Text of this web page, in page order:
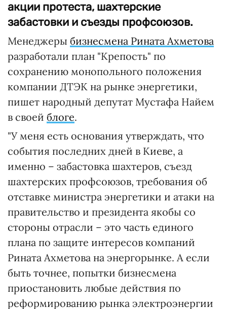
акции протеста, шахтерские
забастовки и съезды профсоюзов.
Менеджеры бизнесмена Рината Ахметова
разработали план "Крепость" по
сохранению монопольного положения
компании ДТЭК на рынке энергетики,
пишет народный депутат Мустафа Найем
в своей блоге.
"У меня есть основания утверждать, что
события последних дней в Киеве, а
именно – забастовка шахтеров, съезд
шахтерских профсоюзов, требования об
отставке министра энергетики и атаки на
правительство и президента якобы со
стороны отрасли – это часть единого
плана по защите интересов компаний
Рината Ахметова на энергорынке. А если
быть точнее, попытки бизнесмена
приостановить любые действия по
реформированию рынка электроэнергии